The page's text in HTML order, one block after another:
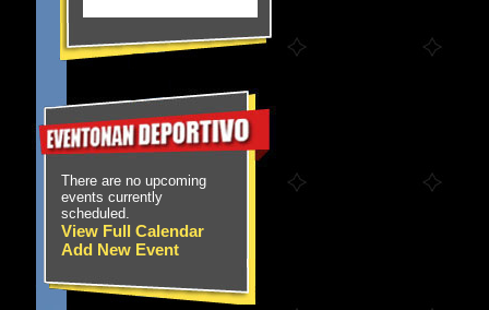
There are no upcoming
events currently
scheduled.
View Full Calendar
Add New Event